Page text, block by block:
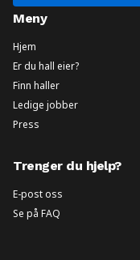
Meny
Hjem
Er du hall eier?
Finn haller
Ledige jobber
Press
Trenger du hjelp?
E-post oss
Se på FAQ